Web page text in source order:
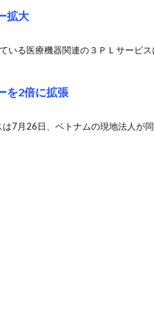
拡大
る医療機器関連の３ＰＬサービス
を2倍に拡張
7月26日、ベトナムの現地法人が